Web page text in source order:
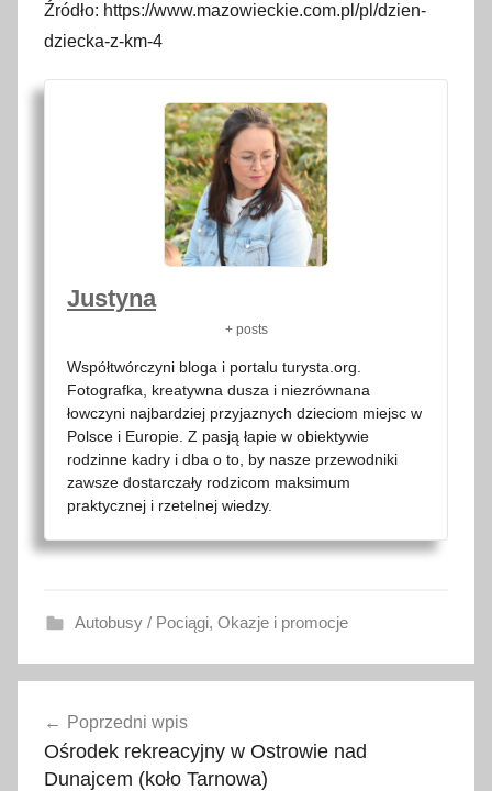
0
2
Źródło: https://www.mazowieckie.com.pl/pl/dzien-
dziecka-z-km-4
Justyna
+ posts
Współtwórczyni bloga i portalu turysta.org.
Fotografka, kreatywna dusza i niezrównana
łowczyni najbardziej przyjaznych dzieciom miejsc w
Polsce i Europie. Z pasją łapie w obiektywie
rodzinne kadry i dba o to, by nasze przewodniki
zawsze dostarczały rodzicom maksimum
praktycznej i rzetelnej wiedzy.
Autobusy / Pociągi, Okazje i promocje
b
wpisu
Poprzedni wpis
Ośrodek rekreacyjny w Ostrowie nad
Dunajcem (koło Tarnowa)